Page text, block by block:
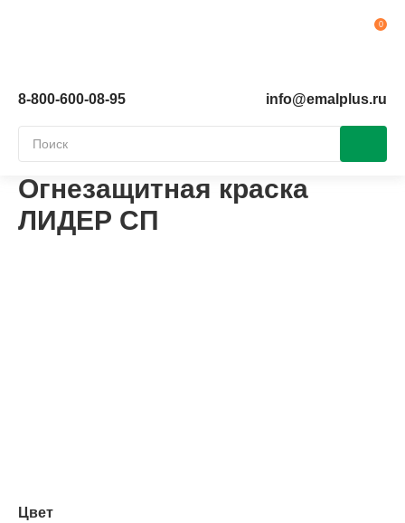
8-800-600-08-95 info@emalplus.ru
Огнезащитная краска
ЛИДЕР СП
Цвет